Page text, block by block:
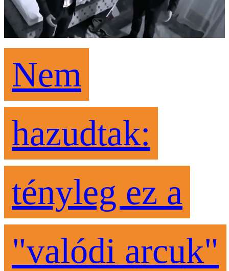
Nem
hazudtak:
tényleg ez a
"valódi arcuk"